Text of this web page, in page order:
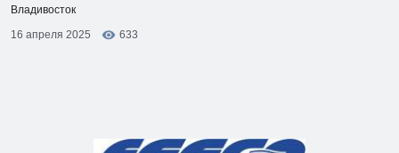
Владивосток
16 апреля 2025
633